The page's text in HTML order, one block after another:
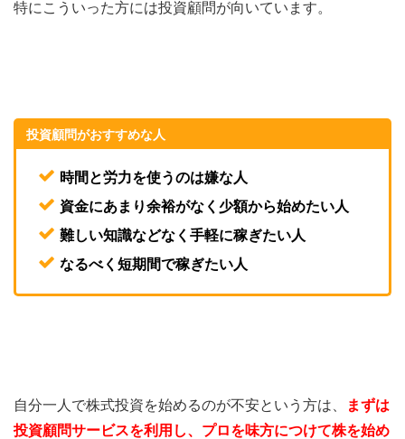
特にこういった方には投資顧問が向いています。
投資顧問がおすすめな人
時間と労力を使うのは嫌な人
資金にあまり余裕がなく少額から始めたい人
難しい知識などなく手軽に稼ぎたい人
なるべく短期間で稼ぎたい人
自分一人で株式投資を始めるのが不安という方は、
まずは
投資顧問サービスを利用し、プロを味方につけて株を始め